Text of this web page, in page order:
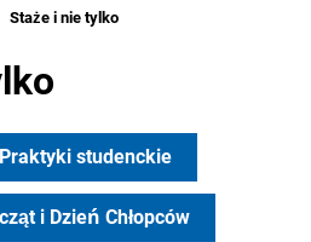
Русский
Deutsch
Staże i nie tylko
Praktyki studenckie
i Dzień Chłopców